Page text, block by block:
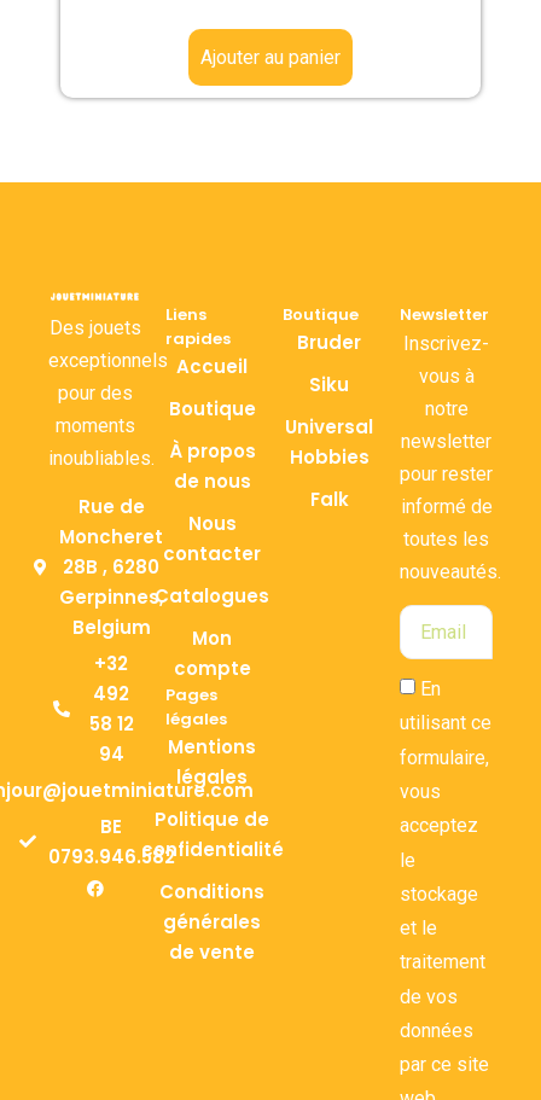
Ajouter au panier
Des jouets
exceptionnels
pour des
moments
inoubliables.
Rue de
Moncheret
28B , 6280
Gerpinnes,
Belgium
+32
492
58 12
94
BE
0793.946.582
Liens
rapides
Accueil
Boutique
À propos
de nous
Nous
contacter
Catalogues
Mon
compte
Pages
légales
Mentions
légales
Politique de
confidentialité
Conditions
générales
de vente
Boutique
Bruder
Siku
Universal
Hobbies
Falk
Newsletter
Inscrivez-
vous à
notre
newsletter
pour rester
informé de
toutes les
nouveautés.
En
utilisant ce
formulaire,
vous
acceptez
le
stockage
et le
traitement
de vos
données
par ce site